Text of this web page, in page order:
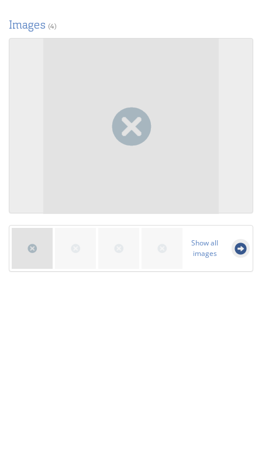
Images (4)
Show all
images